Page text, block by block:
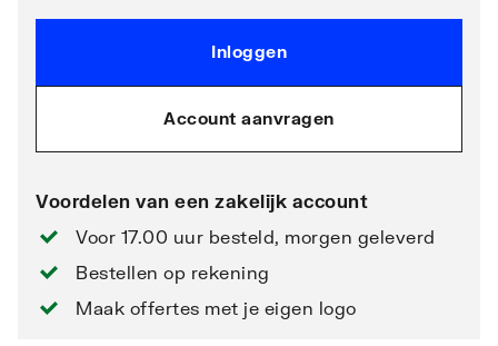
Inloggen
Account aanvragen
Voordelen van een zakelijk account
Voor 17.00 uur besteld, morgen geleverd
Bestellen op rekening
Maak offertes met je eigen logo